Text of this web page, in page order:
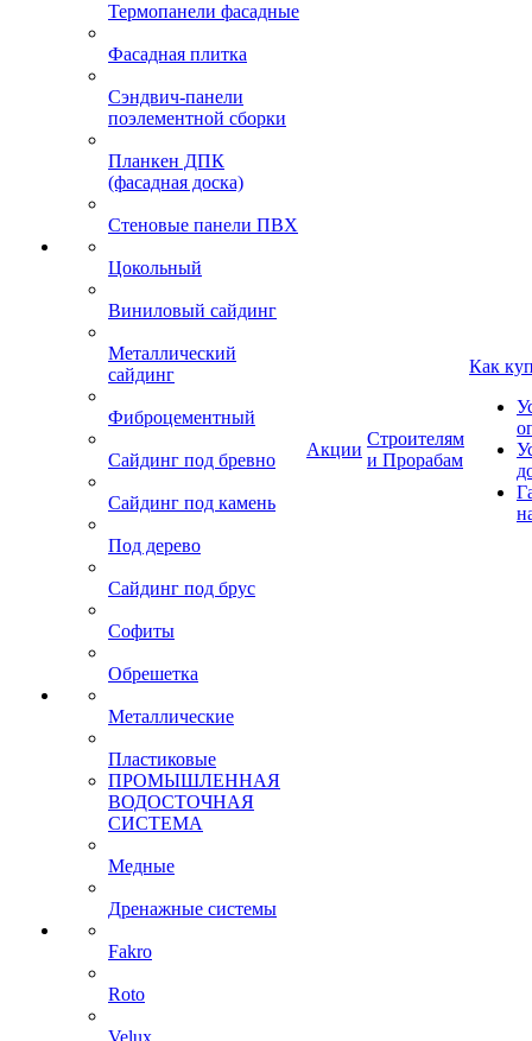
Термопанели фасадные
Фасадная плитка
Сэндвич-панели
поэлементной сборки
Планкен ДПК
(фасадная доска)
Стеновые панели ПВХ
Цокольный
Виниловый сайдинг
Металлический
сайдинг
Фиброцементный
Сайдинг под бревно
Сайдинг под камень
Под дерево
Сайдинг под брус
Софиты
Обрешетка
Металлические
Пластиковые
ПРОМЫШЛЕННАЯ
ВОДОСТОЧНАЯ
СИСТЕМА
Медные
Дренажные системы
Fakro
Roto
Velux
Акции
Строителям
и Прорабам
Как